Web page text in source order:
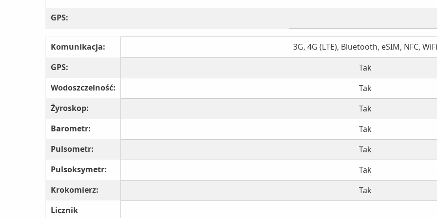
GPS:
Komunikacja:
3G, 4G (LTE), Bluetooth, eSIM, NFC, WiFi
GPS:
Tak
Wodoszczelność:
Tak
Żyroskop:
Tak
Barometr:
Tak
Pulsometr:
Tak
Pulsoksymetr:
Tak
Krokomierz:
Tak
Licznik